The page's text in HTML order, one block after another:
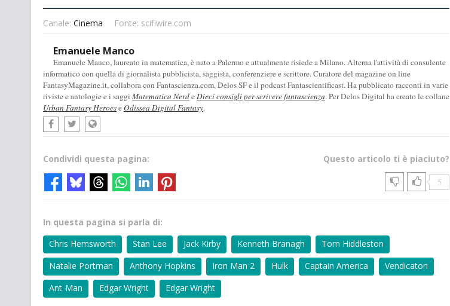
Canale: Cinema Fonte: scifiwire.com
Emanuele Manco
Emanuele Manco, laureato in matematica, è nato a Palermo e attualmente risiede a Milano. Alterna l'attività di consulente
informatico con quella di giornalista pubblicista, saggista, conferenziere e scrittore. Curatore del magazine on line
FantasyMagazine.it, collabora con Fantascienza.com, Delos SF e il podcast Fantascientificast. Ha pubblicato racconti in varie
riviste e antologie e i saggi Matematica NerdeDieci consigli per scrivere fantascienza. Per Delos Digital ha creato le collane
Urban Fantasy HeroeseOdissea Digital Fantasy.
Questo articolo ti è piaciuto?
5
Condividi questa pagina:
In questa pagina si parla di:
Chris Hemsworth
Stan Lee Jack Kirby Kenneth Branagh
Tom Hiddleston
Natalie Portman
Anthony Hopkins Iron Man 2 Hulk Captain America
Vendicatori
Ant-Man
Edgar Wright Edgar Wright